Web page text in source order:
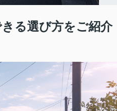
る選び方をご紹介